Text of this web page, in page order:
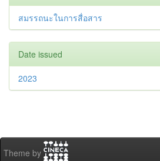
สมรรถนะในการสื่อสาร
Date issued
2023
Theme by